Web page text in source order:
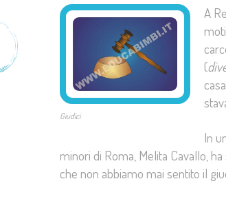
Giudici
A
(
In
minori di Roma, Melita Cavallo,
che non abbiamo mai sentito il